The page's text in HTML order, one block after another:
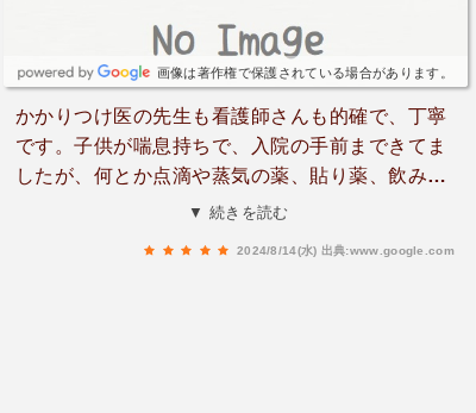
画像は著作権で保護されている場合があります。
かかりつけ医の先生も看護師さんも的確で、丁寧
です。子供が喘息持ちで、入院の手前まできてま
したが、何とか点滴や蒸気の薬、貼り薬、飲み薬
を用いて治ってきました。念の為、明日様子を見
▼ 続きを読む
2024/8/14(水) 出典:www.google.com